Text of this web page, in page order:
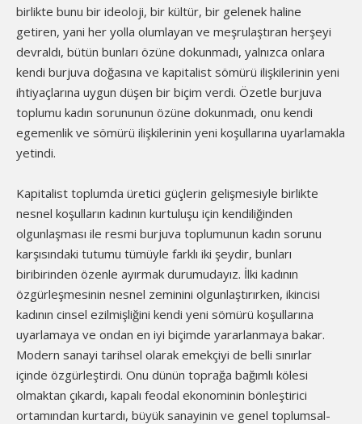
birlikte bunu bir ideoloji, bir kültür, bir gelenek haline
getiren, yani her yolla olumlayan ve meşrulaştıran herşeyi
devraldı, bütün bunları özüne dokunmadı, yalnızca onlara
kendi burjuva doğasına ve kapitalist sömürü ilişkilerinin yeni
ihtiyaçlarına uygun düşen bir biçim verdi. Özetle burjuva
toplumu kadın sorununun özüne dokunmadı, onu kendi
egemenlik ve sömürü ilişkilerinin yeni koşullarına uyarlamakla
yetindi.
Kapitalist toplumda üretici güçlerin gelişmesiyle birlikte
nesnel koşulların kadının kurtuluşu için kendiliğinden
olgunlaşması ile resmi burjuva toplumunun kadın sorunu
karşısındaki tutumu tümüyle farklı iki şeydir, bunları
biribirinden özenle ayırmak durumudayız. İlki kadının
özgürleşmesinin nesnel zeminini olgunlaştırırken, ikincisi
kadının cinsel ezilmişliğini kendi yeni sömürü koşullarına
uyarlamaya ve ondan en iyi biçimde yararlanmaya bakar.
Modern sanayi tarihsel olarak emekçiyi de belli sınırlar
içinde özgürleştirdi. Onu dünün toprağa bağımlı kölesi
olmaktan çıkardı, kapalı feodal ekonominin bönleştirici
ortamından kurtardı, büyük sanayinin ve genel toplumsal-